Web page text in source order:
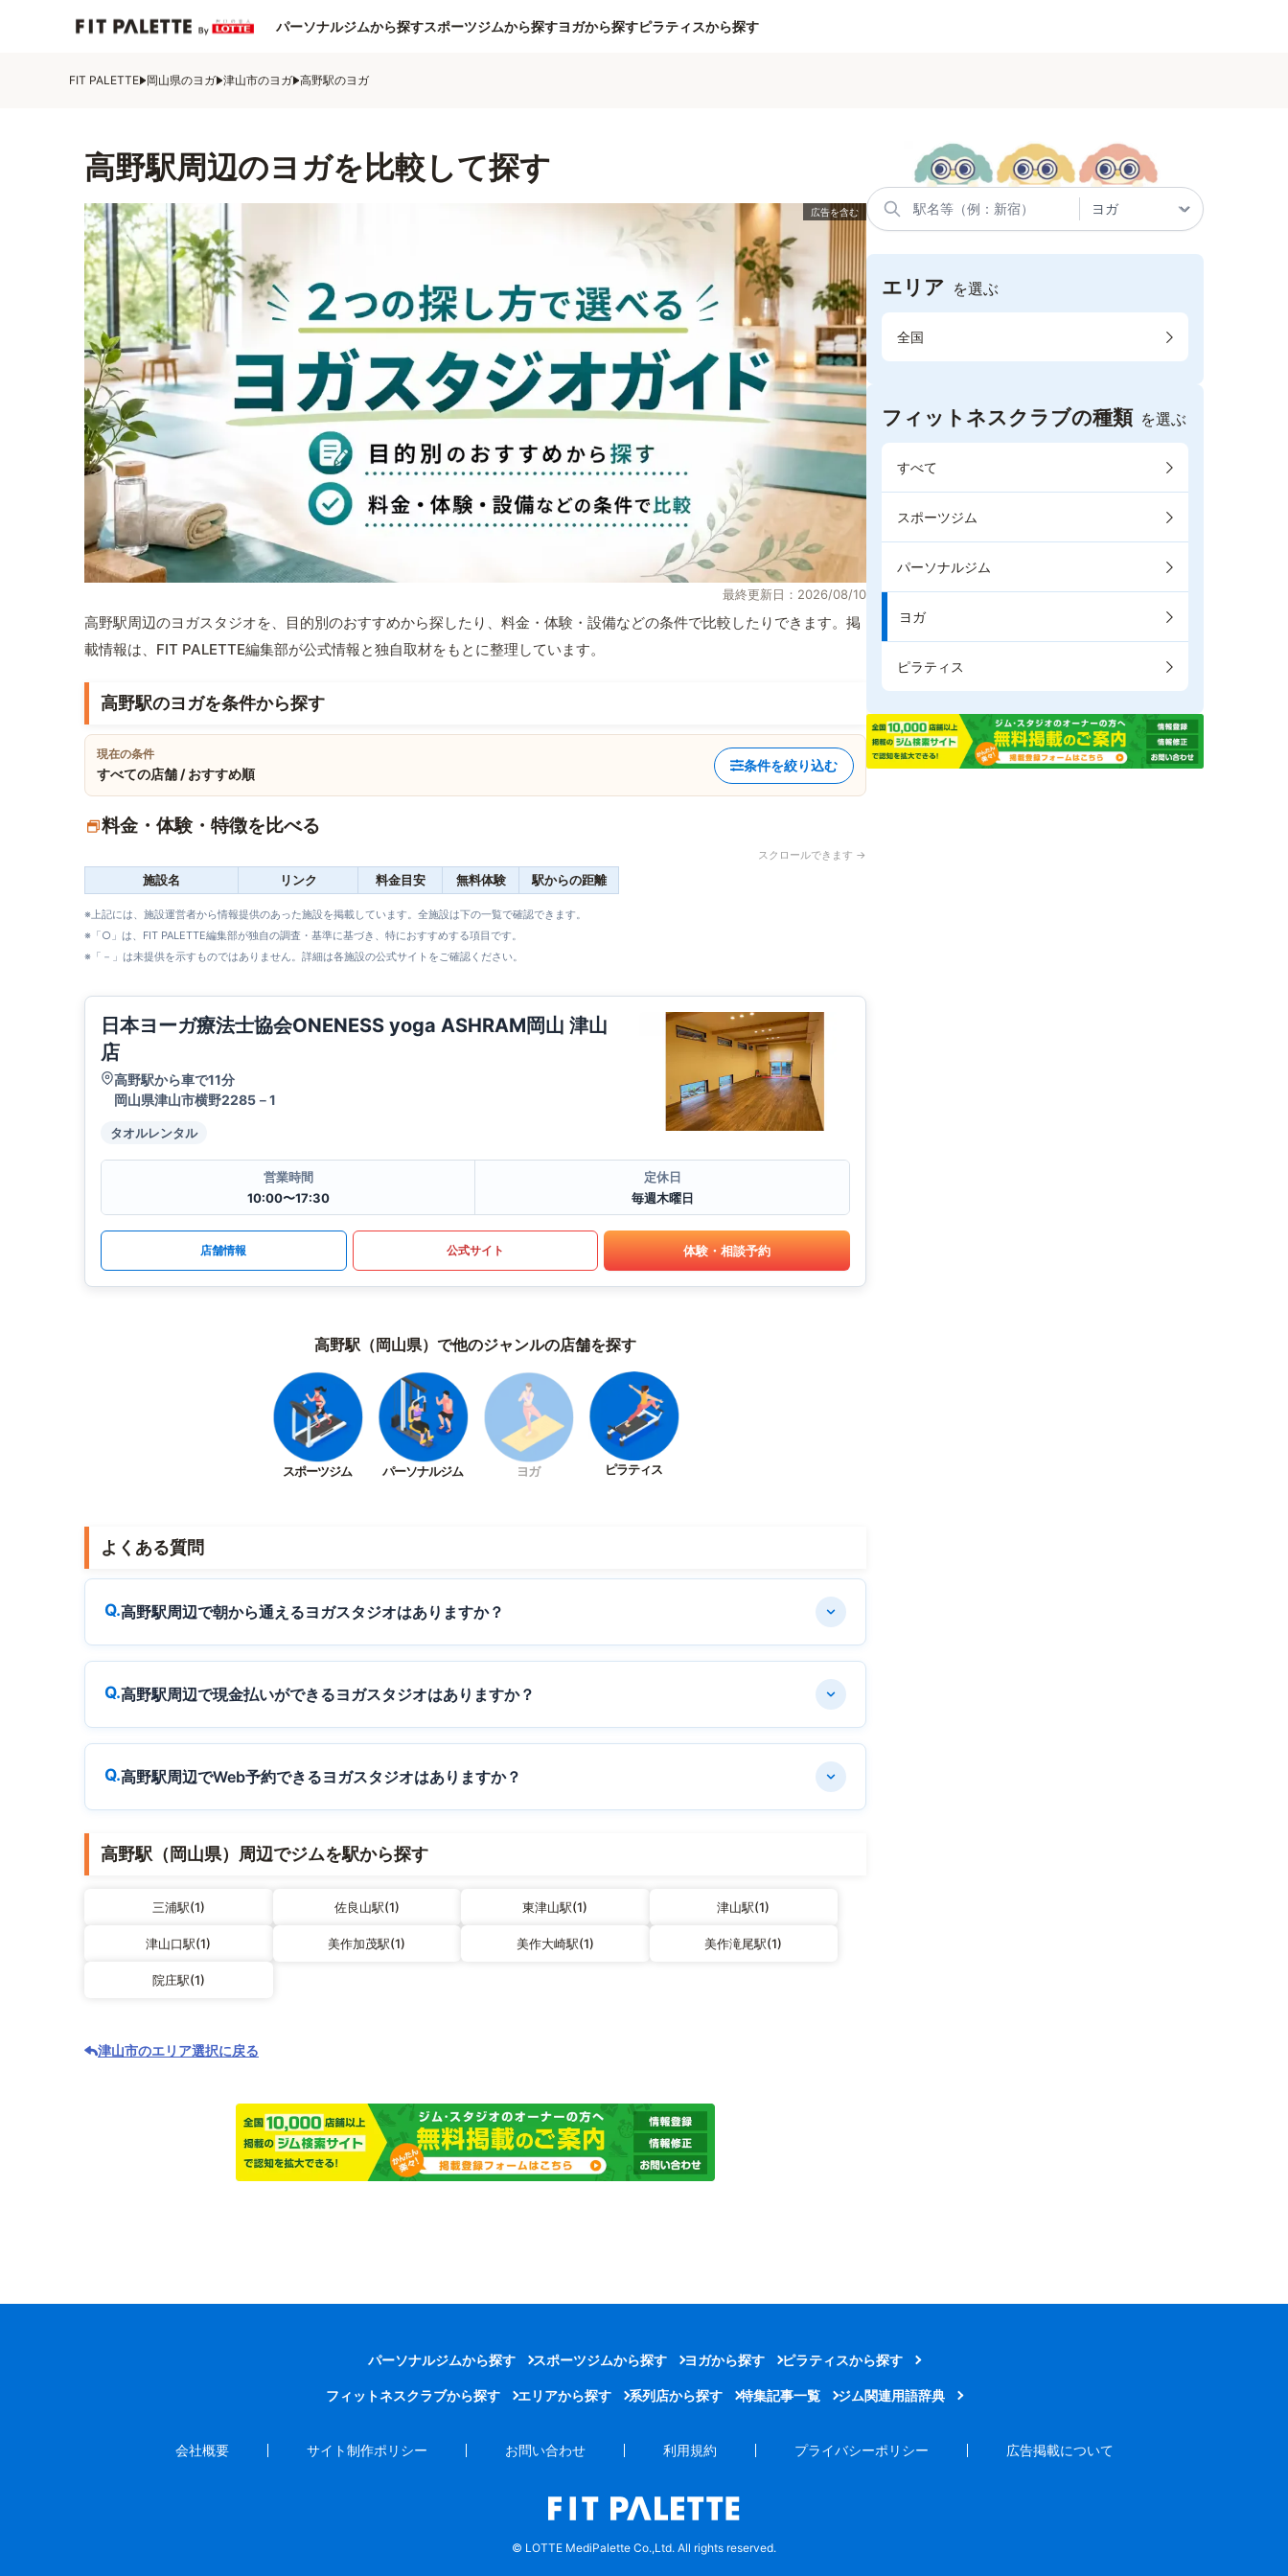
パーソナルジムから探すスポーツジムから探すヨガから探すピラティスから探す
FIT PALETTE 岡山県のヨガ 津山市のヨガ 高野駅のヨガ
高野駅周辺のヨガを比較して探す
最終更新日：2026/08/10
高野駅周辺のヨガスタジオを、目的別のおすすめから探したり、料金・体験・設備などの条件で比較したりできます。掲
載情報は、FIT PALETTE編集部が公式情報と独自取材をもとに整理しています。
高野駅のヨガを条件から探す
現在の条件
すべての店舗 / おすすめ順
条件を絞り込む
料金・体験・特徴を比べる
スクロールできます →
施設名 リンク 料金目安 無料体験 駅からの距離
※上記には、施設運営者から情報提供のあった施設を掲載しています。全施設は下の一覧で確認できます。
※「○」は、FIT PALETTE編集部が独自の調査・基準に基づき、特におすすめする項目です。
※「－」は未提供を示すものではありません。詳細は各施設の公式サイトをご確認ください。
日本ヨーガ療法士協会ONENESS yoga ASHRAM岡山 津山
店
高野駅から車で11分
岡山県津山市横野2285－1
タオルレンタル
営業時間
10:00〜17:30
定休日
毎週木曜日
店舗情報 公式サイト 体験・相談予約
高野駅（岡山県）で他のジャンルの店舗を探す
スポーツジム パーソナルジム ヨガ ピラティス
よくある質問
高野駅周辺で朝から通えるヨガスタジオはありますか？
高野駅周辺で現金払いができるヨガスタジオはありますか？
高野駅周辺でWeb予約できるヨガスタジオはありますか？
高野駅（岡山県）周辺でジムを駅から探す
三浦駅(1) 佐良山駅(1) 東津山駅(1) 津山駅(1)
津山口駅(1) 美作加茂駅(1) 美作大崎駅(1) 美作滝尾駅(1)
院庄駅(1)
津山市のエリア選択に戻る
エリア を選ぶ
全国
フィットネスクラブの種類 を選ぶ
すべて
スポーツジム
パーソナルジム
ヨガ
ピラティス
パーソナルジムから探す スポーツジムから探す ヨガから探す ピラティスから探す
フィットネスクラブから探す エリアから探す 系列店から探す 特集記事一覧 ジム関連用語辞典
会社概要 サイト制作ポリシー お問い合わせ 利用規約 プライバシーポリシー 広告掲載について
© LOTTE MediPalette Co.,Ltd. All rights reserved.